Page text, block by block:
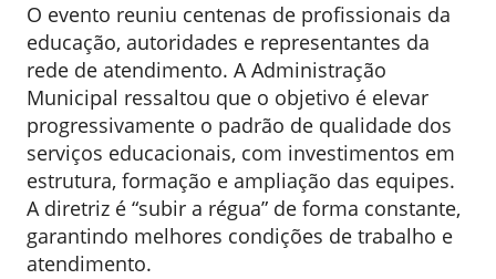
O evento reuniu centenas de profissionais da
educação, autoridades e representantes da
rede de atendimento. A Administração
Municipal ressaltou que o objetivo é elevar
progressivamente o padrão de qualidade dos
serviços educacionais, com investimentos em
estrutura, formação e ampliação das equipes.
A diretriz é “subir a régua” de forma constante,
garantindo melhores condições de trabalho e
atendimento.